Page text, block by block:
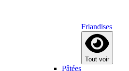
Friandises
Tout voir
Pâtées